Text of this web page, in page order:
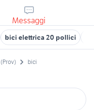
Messaggi
bici elettrica 20 pollici
(Prov) bici